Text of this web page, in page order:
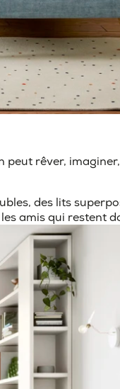
peut rêver,
des lits
amis qui restent